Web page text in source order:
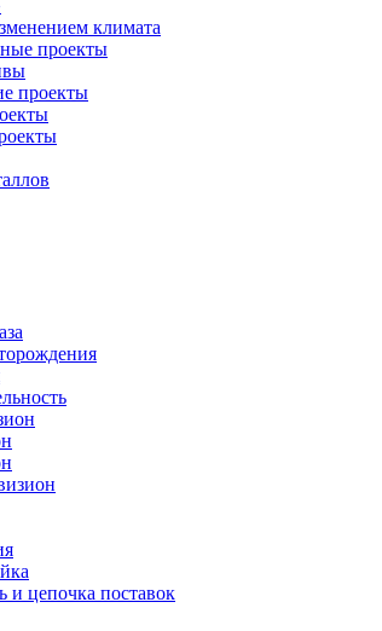
климата
проекты
проекты
и цепочка поставок